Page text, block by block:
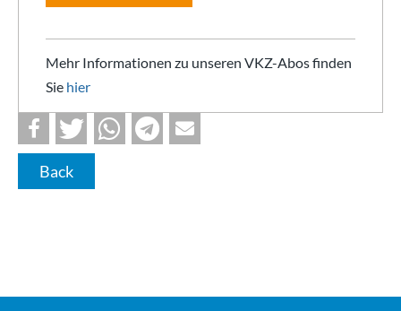
Mehr Informationen zu unseren VKZ-Abos finden
Sie hier
Back